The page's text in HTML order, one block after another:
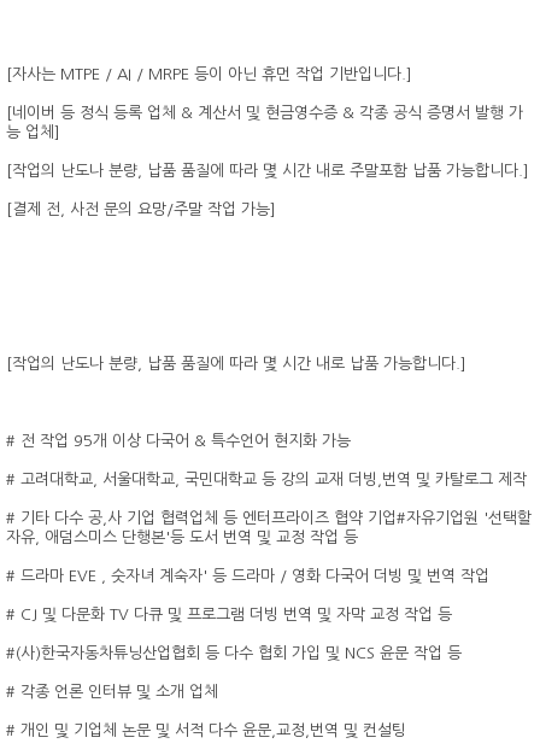
[자사는 MTPE / AI / MRPE 등이 아닌 휴먼 작업 기반입니다.]
[네이버 등 정식 등록 업체 & 계산서 및 현금영수증 & 각종 공식 증명서 발행 가
능 업체]
[작업의 난도나 분량, 납품 품질에 따라 몇 시간 내로 주말포함 납품 가능합니다.]
[결제 전, 사전 문의 요망/주말 작업 가능]
[작업의 난도나 분량, 납품 품질에 따라 몇 시간 내로 납품 가능합니다.]
# 전 작업 95개 이상 다국어 & 특수언어 현지화 가능
# 고려대학교, 서울대학교, 국민대학교 등 강의 교재 더빙,번역 및 카탈로그 제작
# 기타 다수 공,사 기업 협력업체 등 엔터프라이즈 협약 기업#자유기업원 '선택할
자유, 애덤스미스 단행본'등 도서 번역 및 교정 작업 등
# 드라마 EVE , 숫자녀 계숙자' 등 드라마 / 영화 다국어 더빙 및 번역 작업
# CJ 및 다문화 TV 다큐 및 프로그램 더빙 번역 및 자막 교정 작업 등
#(사)한국자동차튜닝산업협회 등 다수 협회 가입 및 NCS 윤문 작업 등
# 각종 언론 인터뷰 및 소개 업체
# 개인 및 기업체 논문 및 서적 다수 윤문,교정,번역 및 컨설팅